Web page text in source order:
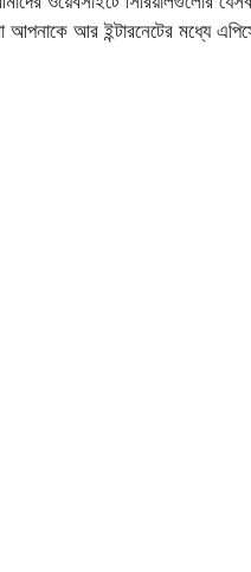
আপনাকে আর ইন্টারনেটের মধ্যে